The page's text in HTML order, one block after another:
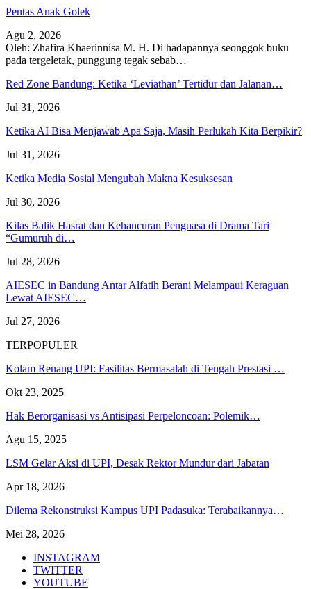
Pentas Anak Golek
Agu 2, 2026
Oleh: Zhafira Khaerinnisa M. H. Di hadapannya seonggok buku
pada tergeletak, punggung tegak sebab…
Red Zone Bandung: Ketika ‘Leviathan’ Tertidur dan Jalanan…
Jul 31, 2026
Ketika AI Bisa Menjawab Apa Saja, Masih Perlukah Kita Berpikir?
Jul 31, 2026
Ketika Media Sosial Mengubah Makna Kesuksesan
Jul 30, 2026
Kilas Balik Hasrat dan Kehancuran Penguasa di Drama Tari
“Gumuruh di…
Jul 28, 2026
AIESEC in Bandung Antar Alfatih Berani Melampaui Keraguan
Lewat AIESEC…
Jul 27, 2026
TERPOPULER
Kolam Renang UPI: Fasilitas Bermasalah di Tengah Prestasi …
Okt 23, 2025
Hak Berorganisasi vs Antisipasi Perpeloncoan: Polemik…
Agu 15, 2025
LSM Gelar Aksi di UPI, Desak Rektor Mundur dari Jabatan
Apr 18, 2026
Dilema Rekonstruksi Kampus UPI Padasuka: Terabaikannya…
Mei 28, 2026
INSTAGRAM
TWITTER
YOUTUBE